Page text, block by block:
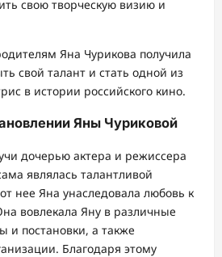
свою творческую визию и
Яна Чурикова получила
свой талант и стать одной из
в истории российского кино.
Яны Чуриковой
дочерью актера и режиссера
являлась талантливой
нее Яна унаследовала любовь к
вовлекала Яну в различные
и постановки, а также
Благодаря этому